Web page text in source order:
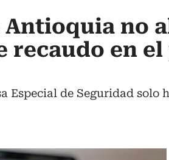
Antioquia no
recaudo en
Especial de Seguridad solo